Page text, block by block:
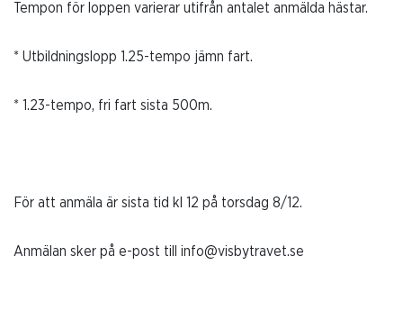
Tempon för loppen varierar utifrån antalet anmälda hästar.
* Utbildningslopp 1.25-tempo jämn fart.
* 1.23-tempo, fri fart sista 500m.
För att anmäla är sista tid kl 12 på torsdag 8/12.
Anmälan sker på e-post till info@visbytravet.se